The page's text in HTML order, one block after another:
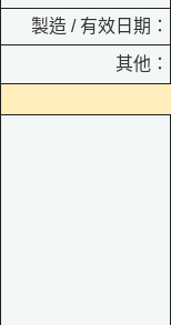
製造 / 有效日期：
其他：